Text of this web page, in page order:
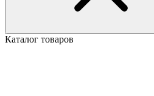
Каталог товаров